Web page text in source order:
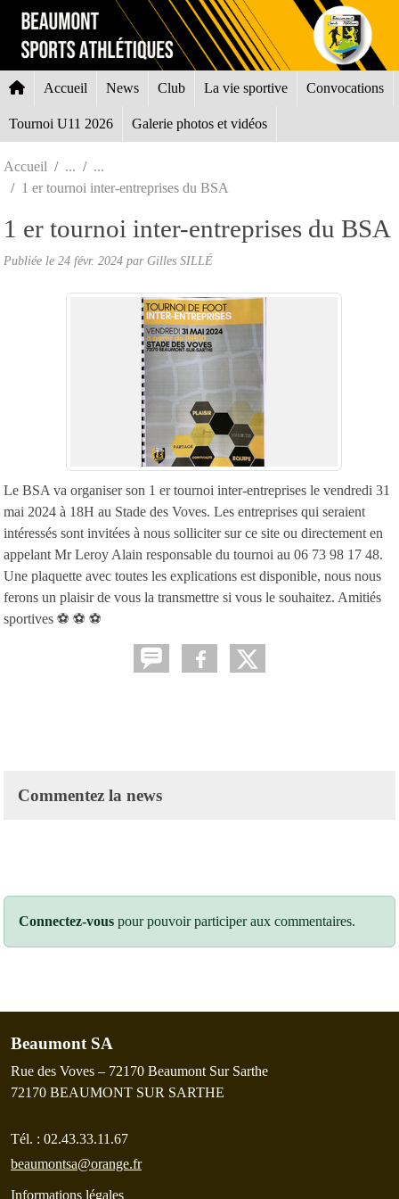
Accueil News Club La vie sportive Convocations
Tournoi U11 2026 Galerie photos et vidéos
Accueil
1 er tournoi inter-entreprises du BSA
1 er tournoi inter-entreprises du BSA
Publiée le 24 févr. 2024 par Gilles SILLÉ
Le BSA va organiser son 1 er tournoi inter-entreprises le vendredi 31
mai 2024 à 18H au Stade des Voves. Les entreprises qui seraient
intéressés sont invitées à nous solliciter sur ce site ou directement en
appelant Mr Leroy Alain responsable du tournoi au 06 73 98 17 48.
Une plaquette avec toutes les explications est disponible, nous nous
ferons un plaisir de vous la transmettre si vous le souhaitez. Amitiés
sportives ⚽️ ⚽️ ⚽️
Commentez la news
Connectez-vous pour pouvoir participer aux commentaires.
Beaumont SA
Rue des Voves – 72170 Beaumont Sur Sarthe
72170 BEAUMONT SUR SARTHE
Tél. : 02.43.33.11.67
beaumontsa@orange.fr
Informations légales
Panneau de gestion des cookies